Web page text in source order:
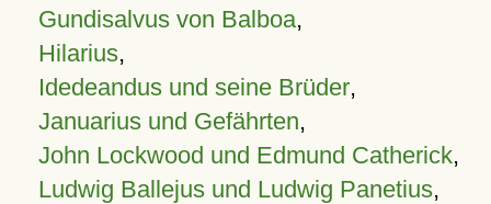
Gundisalvus von Balboa,
Hilarius,
Idedeandus und seine Brüder,
Januarius und Gefährten,
John Lockwood und Edmund Catherick,
Ludwig Ballejus und Ludwig Panetius,